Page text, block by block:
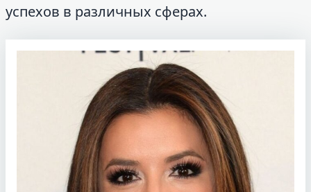
успехов в различных сферах.